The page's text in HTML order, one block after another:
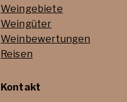
Weingebiete
Weingüter
Weinbewertungen
Reisen
Kontakt